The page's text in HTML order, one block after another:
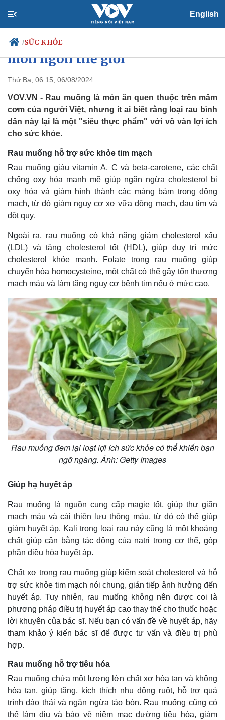
English
/SỨC KHỎE
Chính trị
Đảng
Tổ chức nhân sự
Quốc hội
Xã hội
Tin 24h
Dự báo thời tiết
Việc làm
Thế giới
Quan sát
Cuộc sống đó đây
Hồ sơ
Multimedia
Video
Ảnh
Ngỡ ngàng với lợi ích ít người
biết từ loại rau lọt danh sách
món ngon thế giới
Thứ Ba, 06:15, 06/08/2024
VOV.VN - Rau muống là món ăn quen thuộc trên mâm
cơm của người Việt, nhưng ít ai biết rằng loại rau bình
dân này lại là một "siêu thực phẩm" với vô vàn lợi ích
cho sức khỏe.
Rau muống hỗ trợ sức khỏe tim mạch
Rau muống giàu vitamin A, C và beta-carotene, các chất
chống oxy hóa mạnh mẽ giúp ngăn ngừa cholesterol bị
oxy hóa và giảm hình thành các mảng bám trong động
mạch, từ đó giảm nguy cơ xơ vữa động mạch, đau tim và
đột quỵ.
Ngoài ra, rau muống có khả năng giảm cholesterol xấu
(LDL) và tăng cholesterol tốt (HDL), giúp duy trì mức
cholesterol khỏe mạnh. Folate trong rau muống giúp
chuyển hóa homocysteine, một chất có thể gây tổn thương
mạch máu và làm tăng nguy cơ bệnh tim nếu ở mức cao.
Rau muống đem lại loạt lợi ích sức khỏe có thể khiến bạn
ngỡ ngàng. Ảnh: Getty Images
Giúp hạ huyết áp
Rau muống là nguồn cung cấp magie tốt, giúp thư giãn
mạch máu và cải thiện lưu thông máu, từ đó có thể giúp
giảm huyết áp. Kali trong loại rau này cũng là một khoáng
chất giúp cân bằng tác động của natri trong cơ thể, góp
phần điều hòa huyết áp.
Chất xơ trong rau muống giúp kiểm soát cholesterol và hỗ
trợ sức khỏe tim mạch nói chung, gián tiếp ảnh hưởng đến
huyết áp. Tuy nhiên, rau muống không nên được coi là
phương pháp điều trị huyết áp cao thay thế cho thuốc hoặc
lời khuyên của bác sĩ. Nếu bạn có vấn đề về huyết áp, hãy
tham khảo ý kiến bác sĩ để được tư vấn và điều trị phù
hợp.
Rau muống hỗ trợ tiêu hóa
Rau muống chứa một lượng lớn chất xơ hòa tan và không
hòa tan, giúp tăng, kích thích nhu động ruột, hỗ trợ quá
trình đào thải và ngăn ngừa táo bón. Rau muống cũng có
thể làm dịu và bảo vệ niêm mạc đường tiêu hóa, giảm